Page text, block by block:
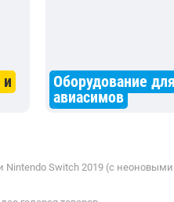
Оборудование для
авиасимов
Switch 2019 (с